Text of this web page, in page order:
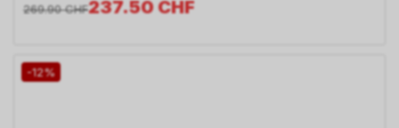
237.50CHF
269.90 CHF
-12%